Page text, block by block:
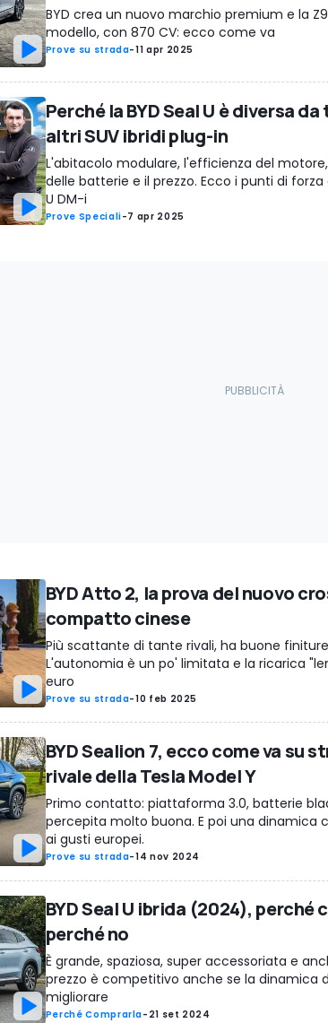
BYD crea un nuovo marchio premium e la
modello, con 870 CV: ecco come va
Prove su strada-11 apr 2025
Perché la BYD Seal U è diversa
altri SUV ibridi plug-in
L'abitacolo modulare, l'efficienza del
delle batterie e il prezzo. Ecco i punti di forza
U DM-i
Prove Speciali-7 apr 2025
BYD Atto 2, la prova del nuovo
compatto cinese
Più scattante di tante rivali, ha buone
L'autonomia è un po' limitata e la ricarica
euro
Prove su strada-10 feb 2025
BYD Sealion 7, ecco come va su
rivale della Tesla Model Y
Primo contatto: piattaforma 3.0, batterie
percepita molto buona. E poi una dinamica
ai gusti europei.
Prove su strada-14 nov 2024
BYD Seal U ibrida (2024), perché
perché no
È grande, spaziosa, super accessoriata e
prezzo è competitivo anche se la dinamica
migliorare
Perché Comprarla- 21 set 2024